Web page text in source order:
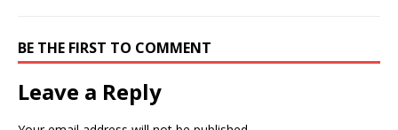
BE THE FIRST TO COMMENT
Leave a Reply